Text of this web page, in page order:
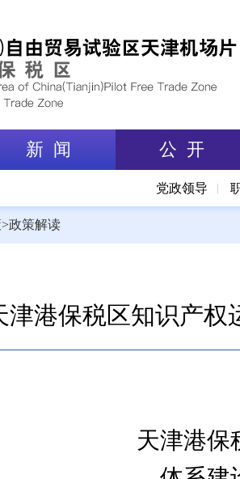
新 闻 公 开
党政领导
>政策解读
津港保税区知识产权
天津港保